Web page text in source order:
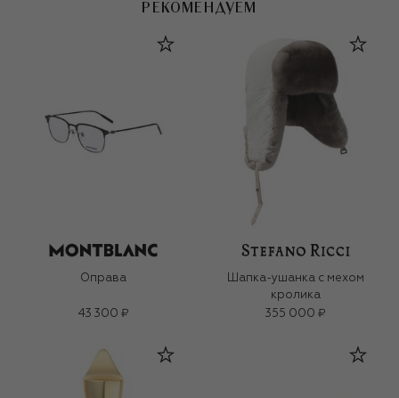
РЕКОМЕНДУЕМ
Оправа
43 300 ₽
Шапка-ушанка с мехом
кролика
355 000 ₽